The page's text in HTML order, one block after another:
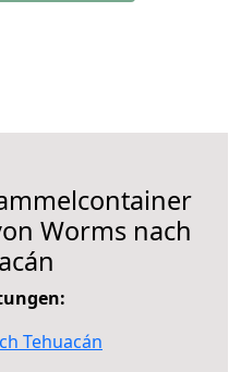
Worms nach
Tehuacán